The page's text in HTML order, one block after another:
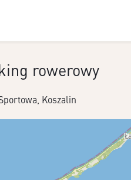
rowerowy
Koszalin